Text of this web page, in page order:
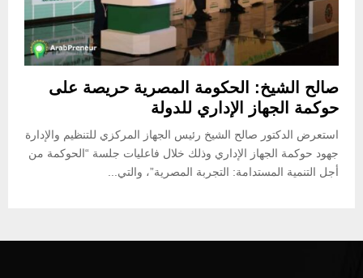
صالح الشيخ: الحكومة المصرية حريصة على
حوكمة الجهاز الإداري للدولة
استعرض الدكتور صالح الشيخ رئيس الجهاز المركزي للتنظيم والإدارة
جهود حوكمة الجهاز الإداري وذلك خلال فاعليات جلسة “الحوكمة من
أجل التنمية المستدامة: التجربة المصرية”، والتي...